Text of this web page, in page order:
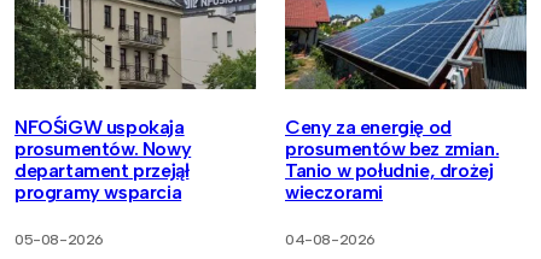
NFOŚiGW uspokaja
prosumentów. Nowy
departament przejął
programy wsparcia
05-08-2026
Ceny za energię od
prosumentów bez zmian.
Tanio w południe, drożej
wieczorami
04-08-2026